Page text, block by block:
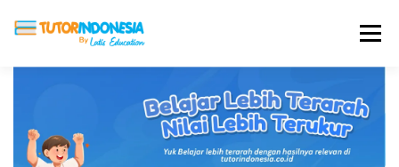
Menu
ABOUT US JADI PENGAJAR